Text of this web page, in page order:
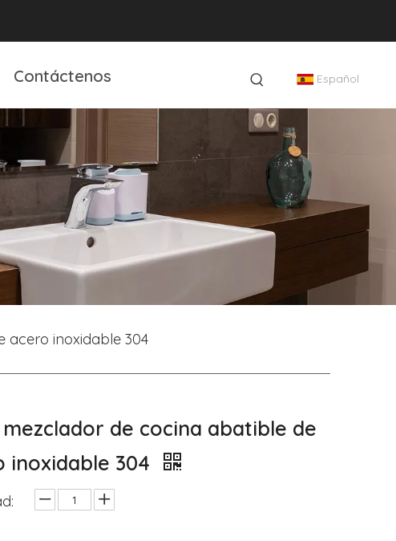
Contáctenos Español
acero inoxidable 304
de cocina abatible de
inoxidable 304